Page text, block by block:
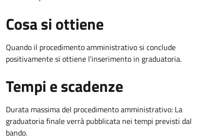
Cosa si ottiene
Quando il procedimento amministrativo si conclude
positivamente si ottiene l'inserimento in graduatoria.
Tempi e scadenze
Durata massima del procedimento amministrativo: La
graduatoria finale verrà pubblicata nei tempi previsti dal
bando.